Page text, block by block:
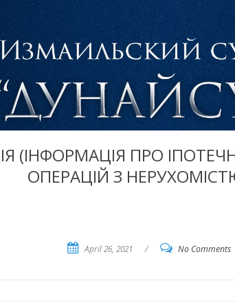
(ІНФОРМАЦІЯ ПРО
ОПЕРАЦІЙ З
April 26, 2021 / No Comments